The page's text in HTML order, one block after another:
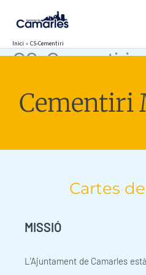
contingut
Inici CS-Cementiri
CS-Cementiri
Cementiri
Cartes
MISSIÓ
L’Ajuntament de Camarles